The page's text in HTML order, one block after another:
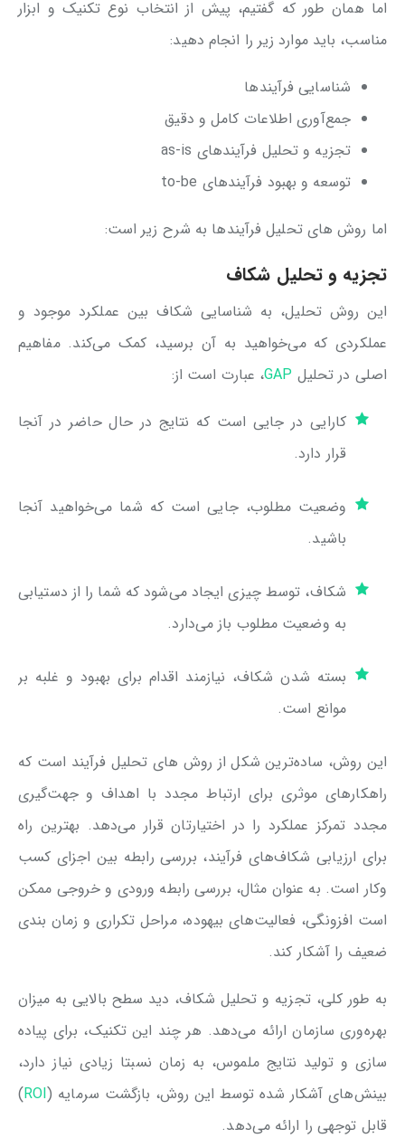
اما همان طور که گفتیم، پیش از انتخاب نوع تکنیک و ابزار
مناسب، باید موارد زیر را انجام دهید:
شناسایی فرآیندها
جمع‌آوری اطلاعات کامل و دقیق
تجزیه و تحلیل فرآیندهای as-is
توسعه و بهبود فرآیندهای to-be
اما روش های تحلیل فرآیندها به شرح زیر است:
تجزیه و تحلیل شکاف
این روش تحلیل، به شناسایی شکاف بین عملکرد موجود و
عملکردی که می‌خواهید به آن برسید، کمک می‌کند. مفاهیم
اصلی در تحلیل GAP، عبارت است از:
کارایی در جایی است که نتایج در حال حاضر در آنجا
قرار دارد.
وضعیت مطلوب، جایی است که شما می‌خواهید آنجا
باشید.
شکاف، توسط چیزی ایجاد می‌شود که شما را از دستیابی
به وضعیت مطلوب باز می‌دارد.
بسته شدن شکاف، نیازمند اقدام برای بهبود و غلبه بر
موانع است.
این روش، ساده‌ترین شکل از روش های تحلیل فرآیند است که
راهکارهای موثری برای ارتباط مجدد با اهداف و جهت‌گیری
مجدد تمرکز عملکرد را در اختیارتان قرار می‌دهد. بهترین راه
برای ارزیابی شکاف‌های فرآیند، بررسی رابطه بین اجزای کسب
وکار است. به عنوان مثال، بررسی رابطه ورودی و خروجی ممکن
است افزونگی، فعالیت‌های بیهوده، مراحل تکراری و زمان بندی
ضعیف را آشکار کند.
به طور کلی، تجزیه و تحلیل شکاف، دید سطح بالایی به میزان
بهره‌وری سازمان ارائه می‌دهد. هر چند این تکنیک، برای پیاده
سازی و تولید نتایج ملموس، به زمان نسبتا زیادی نیاز دارد،
بینش‌های آشکار شده توسط این روش، بازگشت سرمایه (ROI
)
قابل توجهی را ارائه می‌دهد.